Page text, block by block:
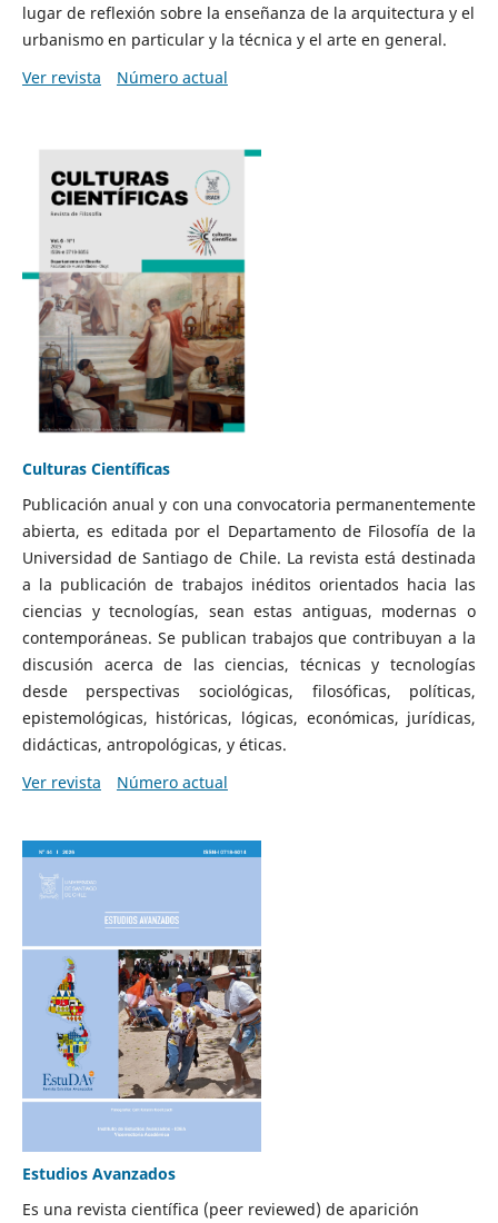
lugar de reflexión sobre la enseñanza de la arquitectura y el
urbanismo en particular y la técnica y el arte en general.
Ver revista
Número actual
Culturas Científicas
Publicación anual y con una convocatoria permanentemente
abierta, es editada por el Departamento de Filosofía de la
Universidad de Santiago de Chile. La revista está destinada
a la publicación de trabajos inéditos orientados hacia las
ciencias y tecnologías, sean estas antiguas, modernas o
contemporáneas. Se publican trabajos que contribuyan a la
discusión acerca de las ciencias, técnicas y tecnologías
desde perspectivas sociológicas, filosóficas, políticas,
epistemológicas, históricas, lógicas, económicas, jurídicas,
didácticas, antropológicas, y éticas.
Ver revista
Número actual
Estudios Avanzados
Es una revista científica (peer reviewed) de aparición